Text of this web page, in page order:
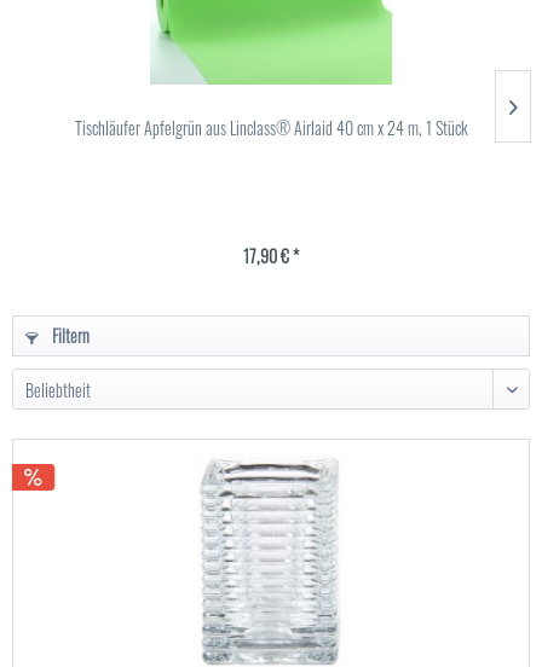
Tischläufer Apfelgrün aus Linclass® Airlaid 40 cm x 24 m, 1 Stück
17,90 € *
Filtern